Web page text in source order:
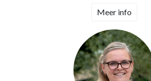
Meer info